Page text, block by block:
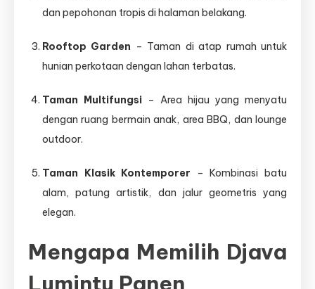
dan pepohonan tropis di halaman belakang.
Rooftop Garden – Taman di atap rumah untuk
hunian perkotaan dengan lahan terbatas.
Taman Multifungsi – Area hijau yang menyatu
dengan ruang bermain anak, area BBQ, dan lounge
outdoor.
Taman Klasik Kontemporer – Kombinasi batu
alam, patung artistik, dan jalur geometris yang
elegan.
Mengapa Memilih Djava
Lumintu Panen